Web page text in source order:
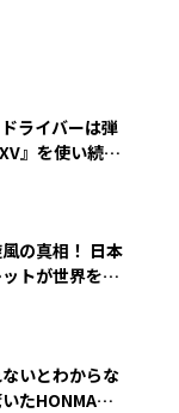
ライバーは弾
』を使い続け
の真相！ 日本
トが世界を席
いとわからな
たHONMA